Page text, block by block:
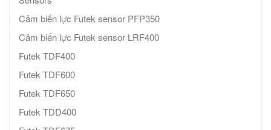
Cảm biến lực Futek sensor PFP350
Cảm biến lực Futek sensor LRF400
Futek TDF400
Futek TDF600
Futek TDF650
Futek TDD400